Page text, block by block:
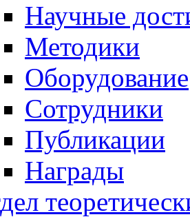
Научные
Методики
Оборудование
Сотрудники
Публикации
Награды